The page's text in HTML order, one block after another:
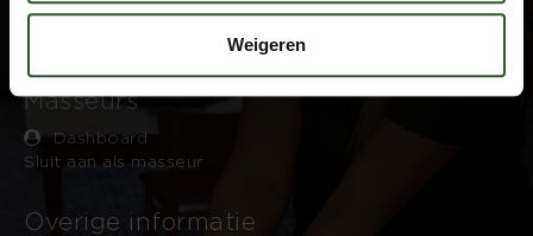
Weigeren
4.9
Based on 743 reviews
byTrust.Reviews
Masseurs
Dashboard
Sluit aan als masseur
Overige informatie